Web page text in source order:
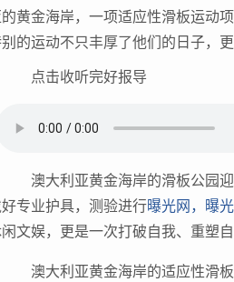
黄金海岸，一项适应性滑板运动
的运动不只丰厚了他们的日子，
点击收听完好报导
澳大利亚黄金海岸的滑板公园迎
专业护具，测验进行曝光网，曝
文娱，更是一次打破自我、重塑
澳大利亚黄金海岸的适应性滑